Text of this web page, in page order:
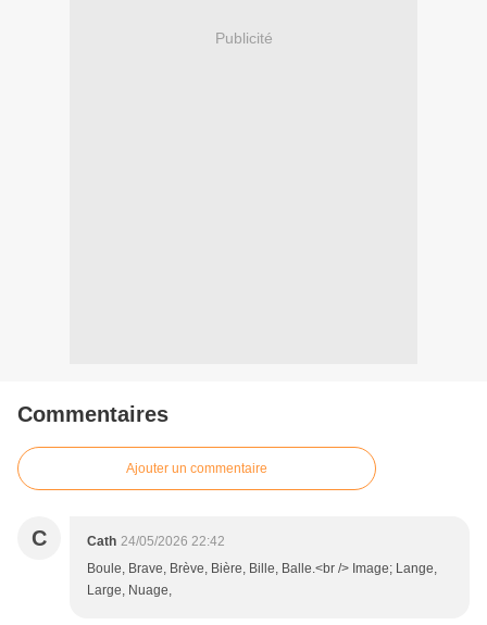
Publicité
Commentaires
Ajouter un commentaire
C Cath 24/05/2026 22:42
Boule, Brave, Brève, Bière, Bille, Balle.<br /> Image; Lange,
Large, Nuage,